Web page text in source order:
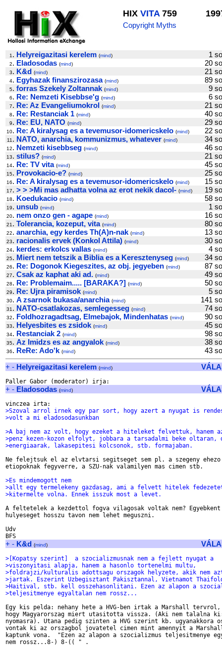
HIX VITA759
Copyright Myths
1 . Helyreigazitasi kerelem (mind) 1
2. Eladosodas (mind) 20
3. K&d (mind) 21
4. Egyhazak finanszirozasa (mind) 89
5. forras Szekely Zoltannak (mind) 9
6. Re: Nemzeti Kisebbse'g (mind) 6
7. Re: Az Evangeliumokrol (mind) 21
8. Re: Restanciak 1 (mind) 40
9. Re: EU, NATO (mind) 29
10. Re: A kiralysag es a tevemusor-idomericskelo (mind) 22
11 . NATO, anarchia, kommunizmus, whatever (mind) 34
12. Nemzeti kisebbseg (mind) 46
13. stilus? (mind) 21
14. Re: TV vita (mind) 45
15. Provokacio-e? (mind) 25
16. Re: A kiralysag es a tevemusor-idomericskelo (mind) 15
17. > > >Mi mas adhatta volna az erot nekik dacol- (mind) 19
18. Koedukacio (mind) 58
19. unsub (mind) 1
20. nem onzo gen - agape (mind) 16
21 . Tolerancia, kozeput, vita (mind) 80
22. anarchia, egy kerdes Th(A)n-nak (mind) 13
23. racionalis ervek (Konkol Attila) (mind) 30
24. kerdes: erkolcs vallas (mind) 4
25. Miert nem tetszik a Biblia es a Keresztenyseg (mind) 34
26. Re: Dogonok Kiegeszites, az obj. jegyeben (mind) 87
27. Csak az kaphat aki ad. (mind) 49
28. Re: Problemaim..... [BARAKA?] (mind) 50
29. Re: Ujra piramisok (mind) 5
30. A zsarnok bukasa/anarchia (mind) 141
31 . NATO-csatlakozas, semlegesseg (mind) 74
32. Foldhozragadtsag, Elmebajok, Mindenhatas (mind) 90
33. Helyesbites es zsidok (mind) 45
34. Restanciak 2 (mind) 98
35. Az Imidzs es az angyalok (mind) 38
36. ReRe: Ado'k (mind)
43
+ - Helyreigazitasi kerelem (mind)
+ - Eladosodas (mind)
>Szoval arrol irnek egy par sort, hogy azert a nyugat is
>volt a mi eladosodasunkban
>A baj nem az volt, hogy ezeket a hiteleket felvettuk, hanem
>penz kezen-kozon elfolyt, jobbara a tarsadalmi beke oltaran,
>energiaarak, lakasepitesi kolcsonok, stb. formajaban.
Ne felejtsuk el az elvtarsi segitseget sem pl. a szegeny
etiopoknak fegyverre, a SZU-nak valamilyen mas cimen stb.
>Es mindemogott nem
>allt egy termelekeny gazdasag, ami a felvett hitelek
>kitermelte volna. Ennek isszuk most a levet.
A feltetelek a kezdettol fogva vilagosak voltak nem?
hulyeseget hosszu tavon nem lehet meguszni.
Udv
+ - K&d (mind)
>[Kopatsy szerint]  a szocializmusnak nem a fejlett nyugat a
>viszonyitasi alapja, hanem a hasonlo tortenelmi multu,
>foldrajzi/kulturalis adottsagu orszagok helyzete, akik nem
>jartak. Eszerint Uzbegisztant Pakisztannal, Vietnamot
>Haitival, stb. kell osszehasonlitani. Ezen az alapon a
>teljesitmenye egyaltalan nem rossz...
Egy kis pelda: nehany hete a HVG-ben irtak a Marshall
hogy Magyarorszag miert utasitotta vissza. (Aki nem talalna
nyomasra). Utana pedig szinten a HVG szerint kb. ugyanakkora
vontak ki az orszagbol jovatetel cimen mint amennyit a
kaptunk vona.  "Ezen az alapon a szocializmus teljesitmenye
nem rossz...8-) 8-(( " .